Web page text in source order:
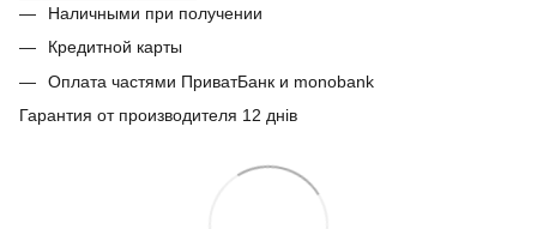
Наличными при получении
Кредитной карты
Оплата частями ПриватБанк и monobank
Гарантия от производителя 12 днів